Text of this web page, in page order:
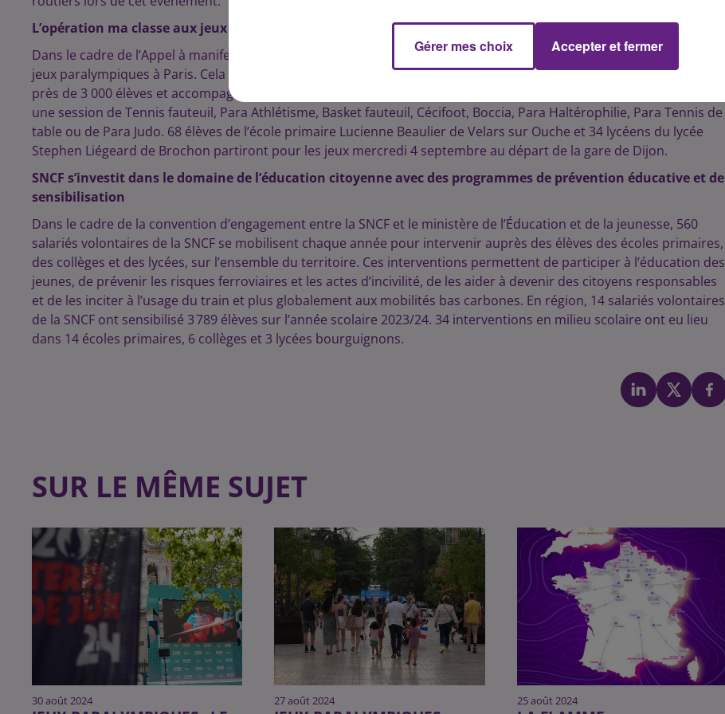
L’opération ma classe aux jeux dans l’académie de Dijon
Dans le cadre de l’Appel à manifestation d’intérêts, 57 établissements de l’académie de Dijon se déplaceront aux
jeux paralympiques à Paris. Cela concerne 24 écoles, 21 collèges, 10 lycées, 1 EREA, 1 IME pour un effectif global de
près de 3 000 élèves et accompagnateurs. En déplacement à la journée, ils assisteront, selon les établissements, à
une session de Tennis fauteuil, Para Athlétisme, Basket fauteuil, Cécifoot, Boccia, Para Haltérophilie, Para Tennis de
table ou de Para Judo. 68 élèves de l’école primaire Lucienne Beaulier de Velars sur Ouche et 34 lycéens du lycée
Stephen Liégeard de Brochon partiront pour les jeux mercredi 4 septembre au départ de la gare de Dijon.
SNCF s’investit dans le domaine de l’éducation citoyenne avec des programmes de prévention éducative et de
sensibilisation
Dans le cadre de la convention d’engagement entre la SNCF et le ministère de l’Éducation et de la jeunesse, 560
salariés volontaires de la SNCF se mobilisent chaque année pour intervenir auprès des élèves des écoles primaires,
des collèges et des lycées, sur l’ensemble du territoire. Ces interventions permettent de participer à l’éducation des
jeunes, de prévenir les risques ferroviaires et les actes d’incivilité, de les aider à devenir des citoyens responsables
et de les inciter à l’usage du train et plus globalement aux mobilités bas carbones. En région, 14 salariés volontaires
de la SNCF ont sensibilisé 3 789 élèves sur l’année scolaire 2023/24. 34 interventions en milieu scolaire ont eu lieu
dans 14 écoles primaires, 6 collèges et 3 lycées bourguignons.
SUR LE MÊME SUJET
30 août 2024 27 août 2024 25 août 2024
Gérer mes choix Accepter et fermer